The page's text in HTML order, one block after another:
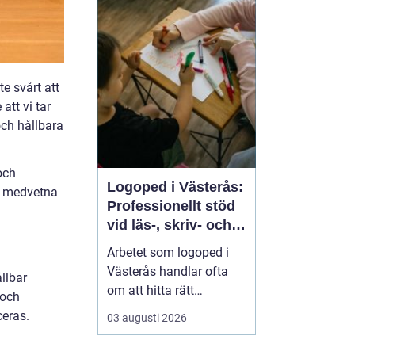
svårt att
att vi tar
hållbara
stockholm söker ofta en
trygg och professionell
plats där de kan tala
öppet, förstå sina
reaktioner bä...
Logoped i Västerås:
Professionellt stöd
vid läs-, skriv- och
språksvårigheter
Arbetet som logoped i
Västerås handlar ofta
om att hitta rätt
kompetens för utredning,
behandling och
03 augusti 2026